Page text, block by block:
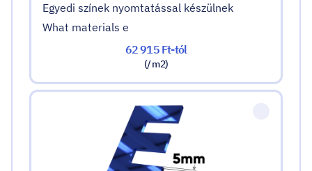
Egyedi színek nyomtatással készülnek
What materials e
62 915 Ft-tól
(/ m2)